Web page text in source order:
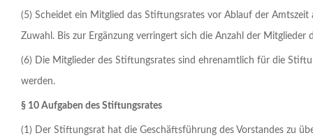
(5) Scheidet ein Mitglied das Stiftungsrates vor Ablauf der
Zuwahl. Bis zur Ergänzung verringert sich die Anzahl der
(6) Die Mitglieder des Stiftungsrates sind ehrenamtlich für die
werden.
§ 10 Aufgaben des Stiftungsrates
(1) Der Stiftungsrat hat die Geschäftsführung des Vorstandes zu